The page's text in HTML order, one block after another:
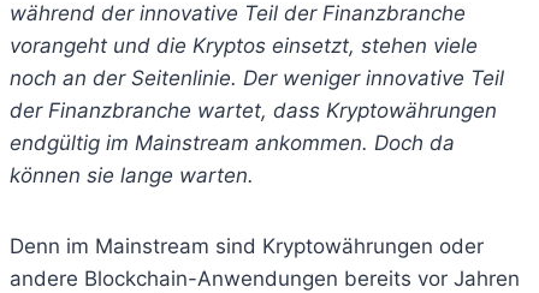
während der innovative Teil der Finanzbranche
vorangeht und die Kryptos einsetzt, stehen viele
noch an der Seitenlinie. Der weniger innovative Teil
der Finanzbranche wartet, dass Kryptowährungen
endgültig im Mainstream ankommen. Doch da
können sie lange warten.
Denn im Mainstream sind Kryptowährungen oder
andere Blockchain-Anwendungen bereits vor Jahren